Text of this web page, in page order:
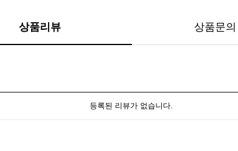
상품리뷰 상품문
등록된 리뷰가 없습니다.